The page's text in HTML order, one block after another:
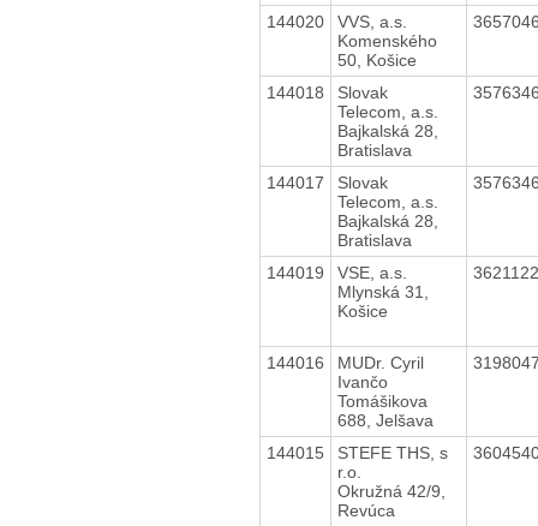
144020
VVS, a.s.
Komenského
50, Košice
144018
Slovak
Telecom, a.s.
Bajkalská 28,
Bratislava
144017
Slovak
Telecom, a.s.
Bajkalská 28,
Bratislava
144019
VSE, a.s.
Mlynská 31,
Košice
144016
MUDr. Cyril
Ivančo
Tomášikova
688, Jelšava
144015
STEFE THS, s
r.o.
Okružná 42/9,
Revúca